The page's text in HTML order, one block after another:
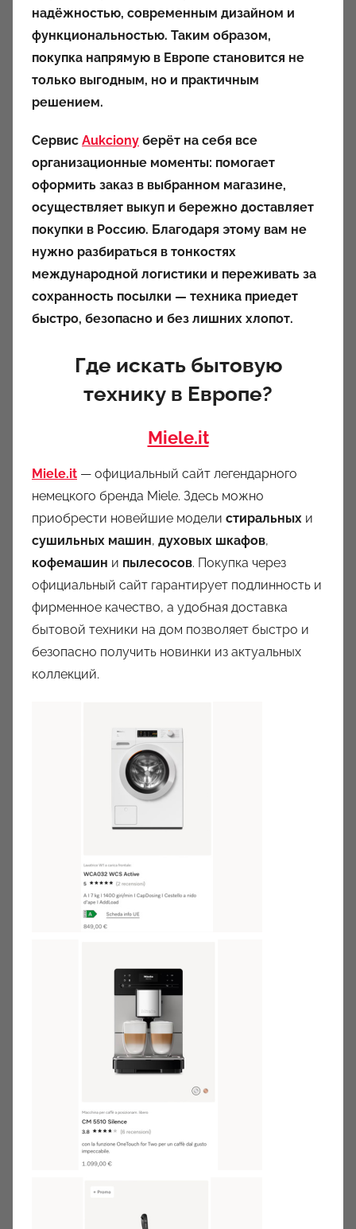
o
y
надёжностью, современным дизайном и
функциональностью. Таким образом,
покупка напрямую в Европе становится не
только выгодным, но и практичным
решением.
Сервис Aukciony берёт на себя все
организационные моменты: помогает
оформить заказ в выбранном магазине,
осуществляет выкуп и бережно доставляет
покупки в Россию. Благодаря этому вам не
нужно разбираться в тонкостях
международной логистики и переживать за
сохранность посылки — техника приедет
быстро, безопасно и без лишних хлопот.
Где искать бытовую
технику в Европе?
Miele.it
Miele.it — официальный сайт легендарного
немецкого бренда Miele. Здесь можно
приобрести новейшие модели стиральных и
сушильных машин, духовых шкафов,
кофемашин и пылесосов. Покупка через
официальный сайт гарантирует подлинность и
фирменное качество, а удобная доставка
бытовой техники на дом позволяет быстро и
безопасно получить новинки из актуальных
коллекций.